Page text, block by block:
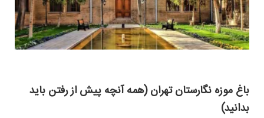
باغ موزه نگارستان تهران (همه آنچه پیش از رفتن باید
بدانید)